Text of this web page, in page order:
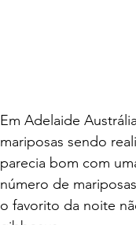
Em Adelaide
mariposas sendo
parecia bom com
número de
o favorito da noite